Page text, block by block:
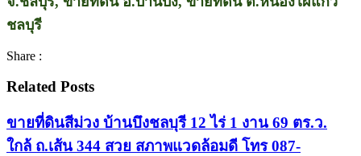
ชลบุรี
Share :
Related Posts
ขายที่ดินสีม่วง บ้านบึงชลบุรี 12 ไร่ 1 งาน 69 ตร.ว.
ใกล้ ถ.เส้น 344 สวย สภาพแวดล้อมดี โทร 087-